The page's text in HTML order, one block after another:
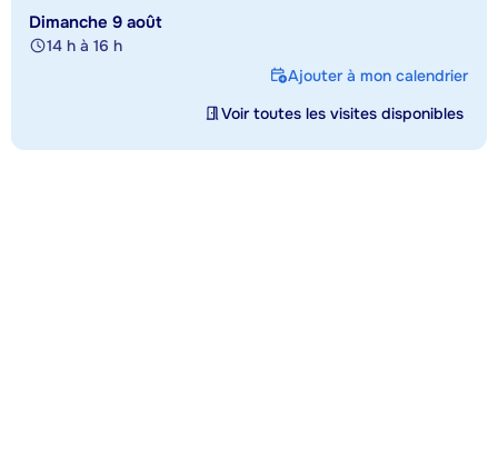
Dimanche 9 août
14 h à 16 h
Ajouter à mon calendrier
Voir toutes les visites disponibles